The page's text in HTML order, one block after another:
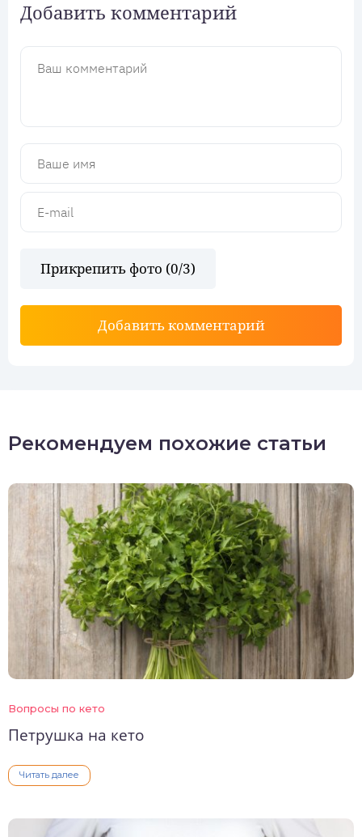
Добавить комментарий
Прикрепить фото (0/3)
Добавить комментарий
Рекомендуем похожие статьи
Вопросы по кето
Петрушка на кето
Читать далее